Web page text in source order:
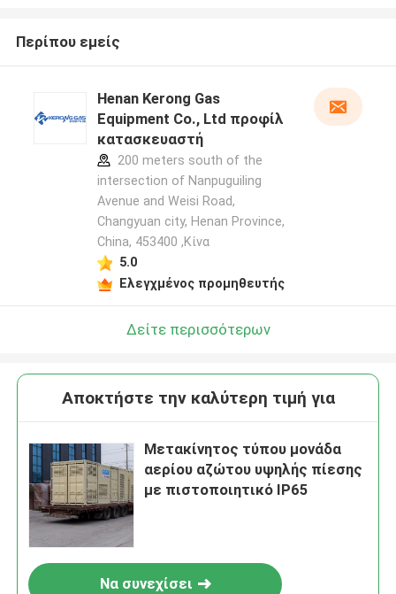
Περίπου εμείς
Henan Kerong Gas
Equipment Co., Ltd προφίλ
κατασκευαστή
200 meters south of the
intersection of Nanpuguiling
Avenue and Weisi Road,
Changyuan city, Henan Province,
China, 453400 ,Κίνα
5.0
Ελεγχμένος προμηθευτής
Δείτε περισσότερων
Αποκτήστε την καλύτερη τιμή για
Μετακίνητος τύπου μονάδα
αερίου αζώτου υψηλής πίεσης
με πιστοποιητικό IP65
Να συνεχίσει